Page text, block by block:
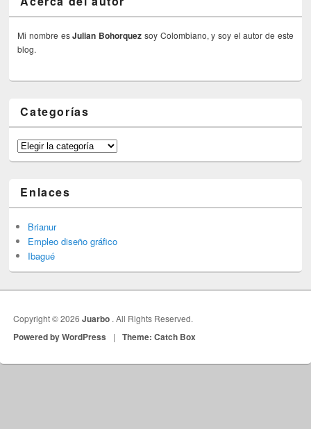
Mi nombre esJulian Bohorquez soy Colombiano, y soy el autor de este
blog.
Categorías
Categorías
Enlaces
Brianur
Empleo diseño gráfico
Ibagué
Copyright © 2026Juarbo . All Rights Reserved.
Powered by WordPress | Theme: Catch Box